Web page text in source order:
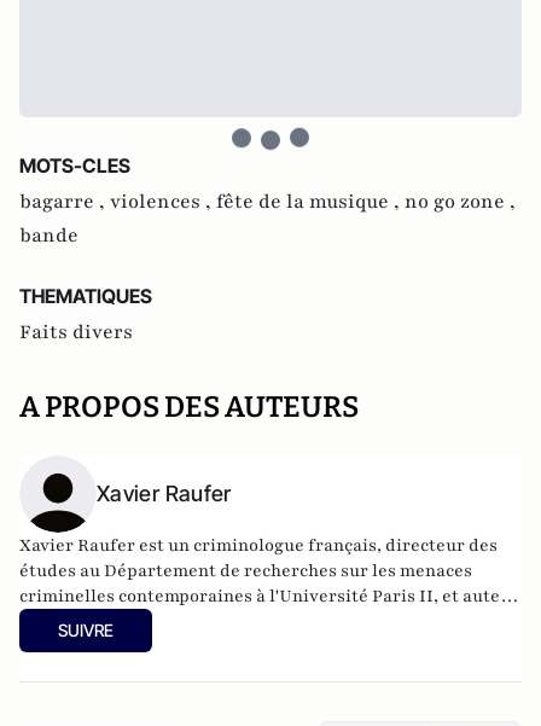
MOTS-CLES
bagarre , violences , fête de la musique , no go zone ,
bande
THEMATIQUES
Faits divers
A PROPOS DES AUTEURS
Xavier Raufer
Xavier Raufer est un criminologue français, directeur des
études au Département de recherches sur les menaces
criminelles contemporaines à l'Université Paris II, et auteur
de nombreux ouvrages sur le sujet. Dernier en date:
criminalité organisée dans le chaos mondial : mafias,
SUIVRE